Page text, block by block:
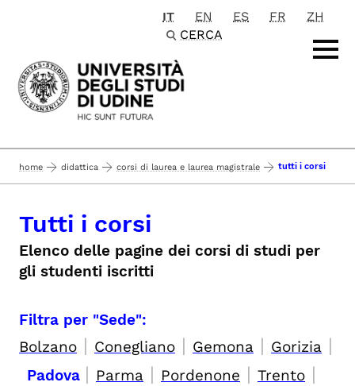
Passa al contenuto principale
IT EN ES FR
ZH
CERCA
home didattica corsi di laurea e laurea magistrale tutti i corsi
Tutti i corsi
Elenco delle pagine dei corsi di studi per
gli studenti iscritti
Filtra per "Sede":
Bolzano | Conegliano | Gemona | Gorizia |
Padova | Parma | Pordenone | Trento |